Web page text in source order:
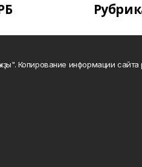
Копирование информации